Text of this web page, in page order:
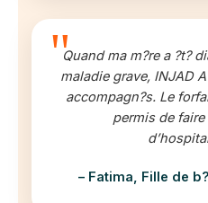
Quand ma m?re a ?t?
maladie grave, INJAD
accompagn?s. Le
permis de
– Fatima, Fille de